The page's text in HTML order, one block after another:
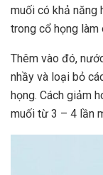
muối có khả năng
trong cổ họng làm
Thêm vào đó,
nhầy và loại bỏ
họng. Cách giảm
muối từ 3 – 4 lần